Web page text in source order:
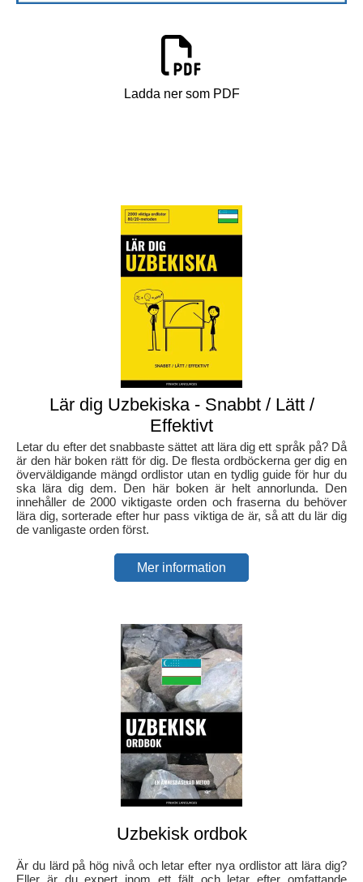
Ladda ner som PDF
Lär dig Uzbekiska - Snabbt / Lätt /
Effektivt
Letar du efter det snabbaste sättet att lära dig ett språk på? Då
är den här boken rätt för dig. De flesta ordböckerna ger dig en
överväldigande mängd ordlistor utan en tydlig guide för hur du
ska lära dig dem. Den här boken är helt annorlunda. Den
innehåller de 2000 viktigaste orden och fraserna du behöver
lära dig, sorterade efter hur pass viktiga de är, så att du lär dig
de vanligaste orden först.
Mer information
Uzbekisk ordbok
Är du lärd på hög nivå och letar efter nya ordlistor att lära dig?
Eller är du expert inom ett fält och letar efter omfattande